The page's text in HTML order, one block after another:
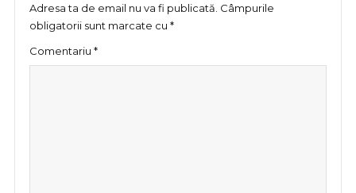
Adresa ta de email nu va fi publicată. Câmpurile
obligatorii sunt marcate cu *
Comentariu *